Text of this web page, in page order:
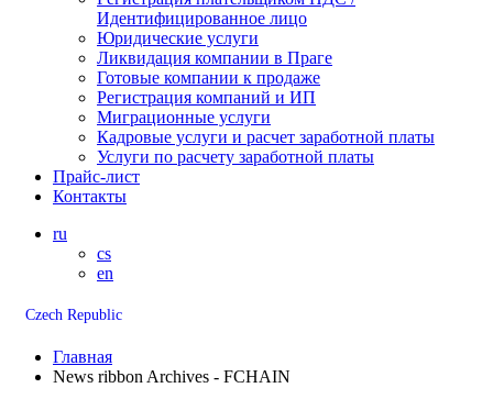
Идентифицированное лицо
Юридические услуги
Ликвидация компании в Праге
Готовые компании к продаже
Регистрация компаний и ИП
Миграционные услуги
Кадровые услуги и расчет заработной платы
Услуги по расчету заработной платы
Прайс-лист
Контакты
ru
cs
en
Czech Republic
Главная
News ribbon Archives - FCHAIN